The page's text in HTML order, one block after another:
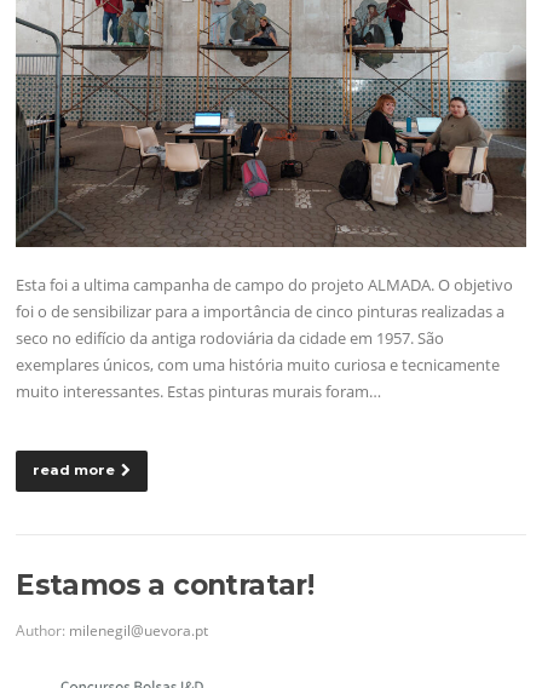
Esta foi a ultima campanha de campo do projeto ALMADA. O objetivo
foi o de sensibilizar para a importância de cinco pinturas realizadas a
seco no edifício da antiga rodoviária da cidade em 1957. São
exemplares únicos, com uma história muito curiosa e tecnicamente
muito interessantes. Estas pinturas murais foram…
read more
Estamos a contratar!
Author: milenegil@uevora.pt